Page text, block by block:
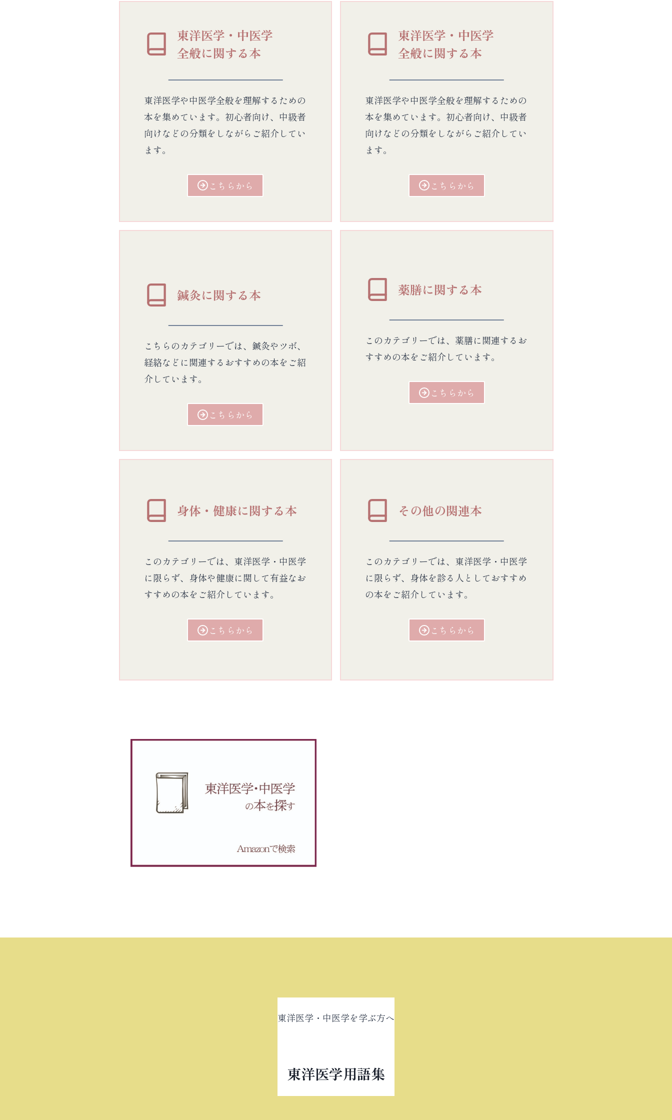
東洋医学・中医学
全般に関する本
東洋医学や中医学全般を理解するための
本を集めています。初心者向け、中級者
向けなどの分類をしながらご紹介してい
ます。
こちらから
東洋医学・中医学
全般に関する本
東洋医学や中医学全般を理解するための
本を集めています。初心者向け、中級者
向けなどの分類をしながらご紹介してい
ます。
こちらから
鍼灸に関する本
こちらのカテゴリーでは、鍼灸やツボ、
経絡などに関連するおすすめの本をご紹
介しています。
こちらから
薬膳に関する本
このカテゴリーでは、薬膳に関連するお
すすめの本をご紹介しています。
こちらから
身体・健康に関する本
このカテゴリーでは、東洋医学・中医学
に限らず、身体や健康に関して有益なお
すすめの本をご紹介しています。
こちらから
その他の関連本
このカテゴリーでは、東洋医学・中医学
に限らず、身体を診る人としておすすめ
の本をご紹介しています。
こちらから
東洋医学・中医学を学ぶ方へ
東洋医学用語集